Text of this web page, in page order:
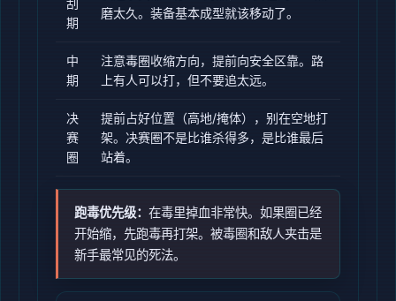
刮
期
磨太久。装备基本成型就该移动了。
中
期
注意毒圈收缩方向，提前向安全区靠。路
上有人可以打，但不要追太远。
决
赛
圈
提前占好位置（高地/掩体），别在空地打
架。决赛圈不是比谁杀得多，是比谁最后
站着。
跑毒优先级： 在毒里掉血非常快。如果圈已经
开始缩，先跑毒再打架。被毒圈和敌人夹击是
新手最常见的死法。